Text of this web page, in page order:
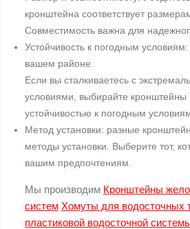
кронштейна соответствует
Совместимость важна для
Устойчивость к погодным
вашем районе.
Если вы сталкиваетесь с
условиями, выбирайте кронштейны
устойчивостью к погодным
Метод установки: разные
методы установки. Выберите тот,
вашим предпочтениям.
Мы производим Кронштейны
систем Хомуты для водосточных
пластиковой водосточной